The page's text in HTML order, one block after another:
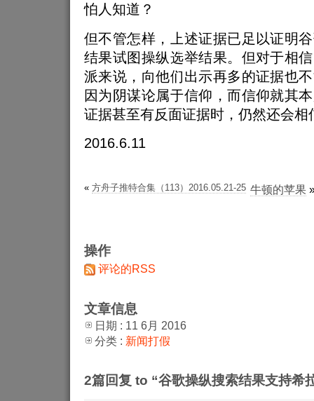
怕人知道？
但不管怎样，上述证据已足以证明
结果试图操纵选举结果。但对于相
派来说，向他们出示再多的证据也
因为阴谋论属于信仰，而信仰就其
证据甚至有反面证据时，仍然还会相
2016.6.11
« 方舟子推特合集（113）2016.05.21-25 牛顿的苹果
操作
评论的RSS
文章信息
日期 : 11 6月 2016
分类 : 新闻打假
2篇回复 to “谷歌操纵搜索结果支持希